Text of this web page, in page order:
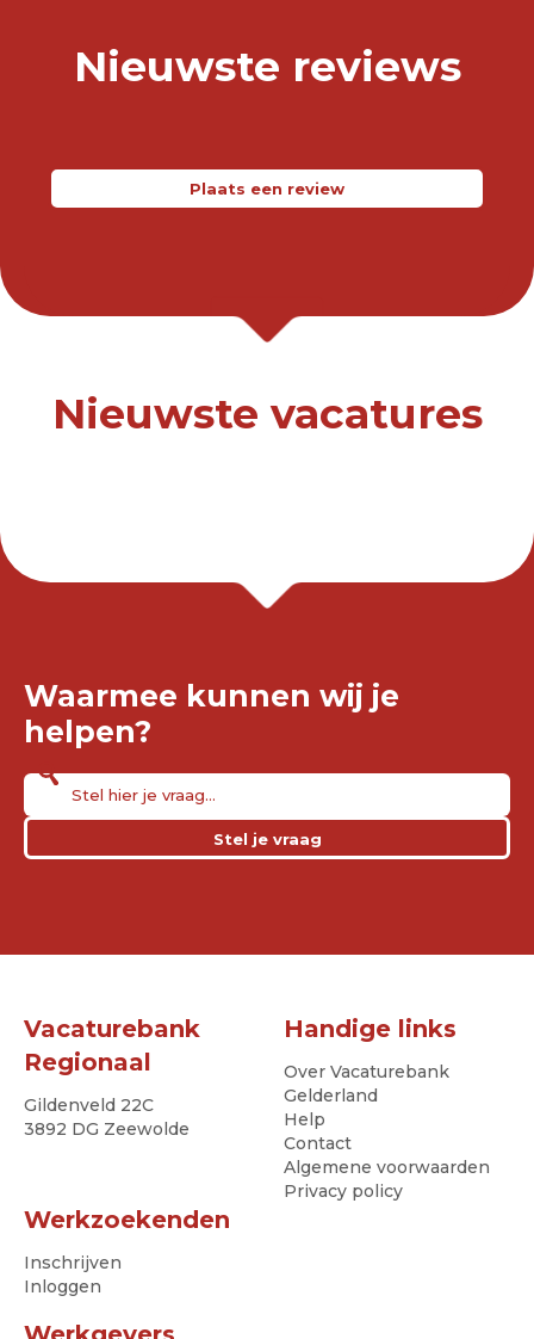
Nieuwste reviews
Plaats een review
Nieuwste vacatures
Waarmee kunnen wij je
helpen?
Stel je vraag
Vacaturebank
Regionaal
Gildenveld 22C
3892 DG Zeewolde
Handige links
Over Vacaturebank
Gelderland
Help
Contact
Algemene voorwaarden
Privacy policy
Werkzoekenden
Inschrijven
Inloggen